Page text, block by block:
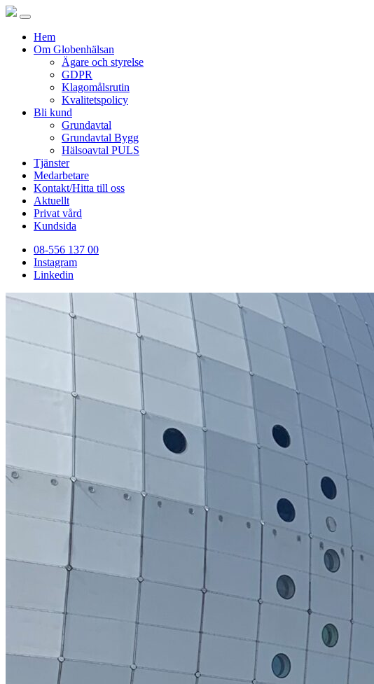
Hem
Om Globenhälsan
Ägare och styrelse
GDPR
Klagomålsrutin
Kvalitetspolicy
Bli kund
Grundavtal
Grundavtal Bygg
Hälsoavtal PULS
Tjänster
Medarbetare
Kontakt/Hitta till oss
Aktuellt
Privat vård
Kundsida
08-556 137 00
Instagram
Linkedin